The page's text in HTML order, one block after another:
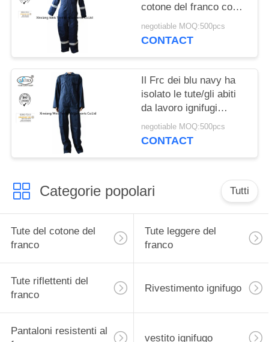
cotone del franco con
l'inverno 300gsm del
cappuccio
negotiable MOQ:500pcs
CONTACT
Il Frc dei blu navy ha
isolato le tute/gli abiti
da lavoro ignifugi
donna dell'uomo
negotiable MOQ:500pcs
CONTACT
Categorie popolari Tutti
Tute del cotone del
franco
Tute leggere del
franco
Tute riflettenti del
franco
Rivestimento ignifugo
Pantaloni resistenti al
vestito ignifugo